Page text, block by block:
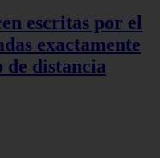
escritas por el
exactamente
de distancia